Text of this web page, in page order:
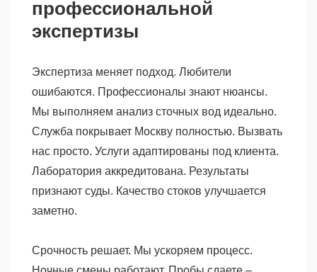
профессиональной
экспертизы
Экспертиза меняет подход. Любители
ошибаются. Профессионалы знают нюансы.
Мы выполняем анализ сточных вод идеально.
Служба покрывает Москву полностью. Вызвать
нас просто. Услуги адаптированы под клиента.
Лаборатория аккредитована. Результаты
признают суды. Качество стоков улучшается
заметно.
Срочность решает. Мы ускоряем процесс.